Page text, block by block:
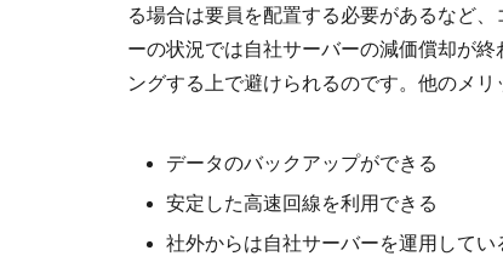
る場合は要員を配置する必要があるなど
ーの状況では自社サーバーの減価償却が
ングする上で避けられるのです。他のメリ
データのバックアップができる
安定した高速回線を利用できる
社外からは自社サーバーを運用してい